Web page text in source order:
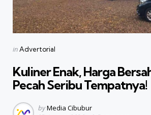
Categories
Posted
inAdvertorial
Kuliner Enak, Harga
Pecah Seribu Tempatnya!
Posted
byMedia Cibubur